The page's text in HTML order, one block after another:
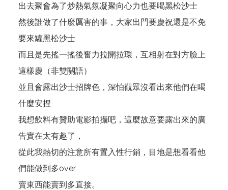
出去聚會為了炒熱氣氛凝聚向心力也要喝黑松沙士
然後誰做了什麼厲害的事，大家出門要慶祝還是不免
要來罐黑松沙士
而且是先搖一搖後奮力拉開拉環，互相射在對方臉上
這樣慶（非雙關語）
並且會露出沙士招牌色，深怕觀眾沒看出來他們在喝
什麼安捏
我想飲料有贊助電影拍攝吧，這麼故意要露出來的廣
告實在太有趣了，
從此我熱切的注意所有置入性行銷，目地是想看看他
們能做到多over
賣東西能賣到多直接。